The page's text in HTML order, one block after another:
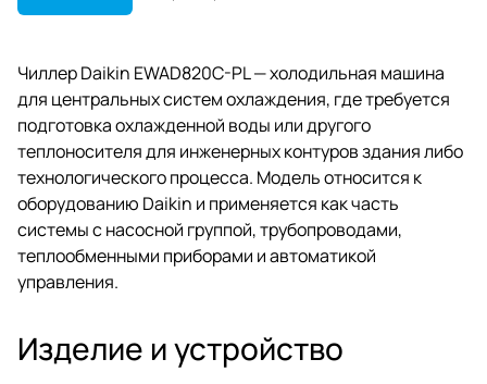
Чиллер Daikin EWAD820C-PL — холодильная машина
для центральных систем охлаждения, где требуется
подготовка охлажденной воды или другого
теплоносителя для инженерных контуров здания либо
технологического процесса. Модель относится к
оборудованию Daikin и применяется как часть
системы с насосной группой, трубопроводами,
теплообменными приборами и автоматикой
управления.
Изделие и устройство